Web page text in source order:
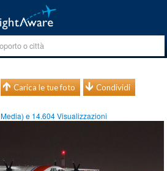
Carica le tue foto Condividi
Media) e 14.604Visualizzazioni